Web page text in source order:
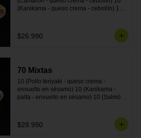
(Kanikama - queso crema - cebollín) 10
10 (Carne - queso crema - cebollín)
$26.990
70 Mixtas
10 (Pollo teriyaki - queso crema -
envuelto en sésamo) 10 (Kanikama -
palta - envuelto en sésamo) 10 (Salmón
en queso crema) 10 (Camarón - queso
crema - cebollín - envuelto en masa
$28.990